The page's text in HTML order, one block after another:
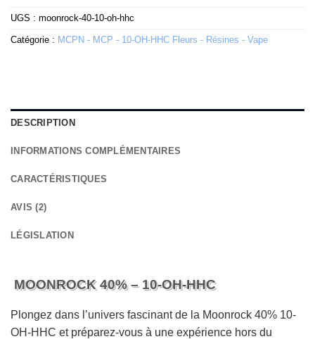
UGS : moonrock-40-10-oh-hhc
Catégorie : MCPN - MCP - 10-OH-HHC Fleurs - Résines - Vape
DESCRIPTION
INFORMATIONS COMPLÉMENTAIRES
CARACTÉRISTIQUES
AVIS (2)
LÉGISLATION
MOONROCK 40% – 10-OH-HHC
Plongez dans l’univers fascinant de la Moonrock 40% 10-
OH-HHC et préparez-vous à une expérience hors du